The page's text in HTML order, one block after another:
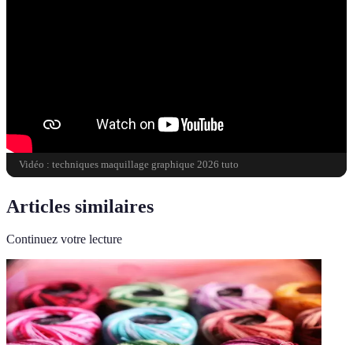
Vidéo : techniques maquillage graphique 2026 tuto
Articles similaires
Continuez votre lecture